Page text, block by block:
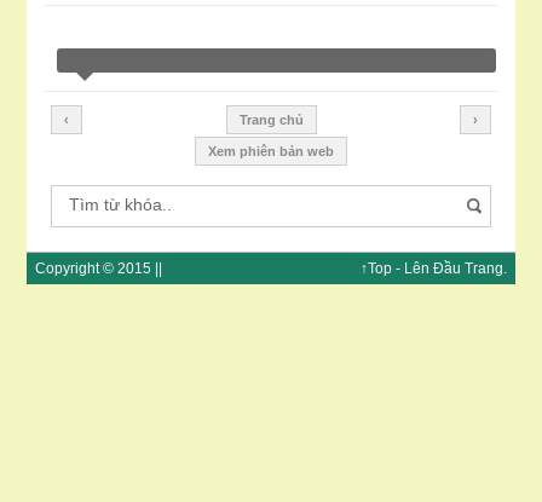
‹ ›
Trang chủ
Xem phiên bản web
Copyright © 2015 || ↑Top- Lên Đầu Trang